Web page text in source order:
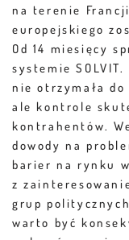
na terenie
europejskiego
Od 14 miesięcy
systemie
nie otrzymała
ale kontrole
kontrahentów.
dowody na
barier na rynku
z
grup
warto być